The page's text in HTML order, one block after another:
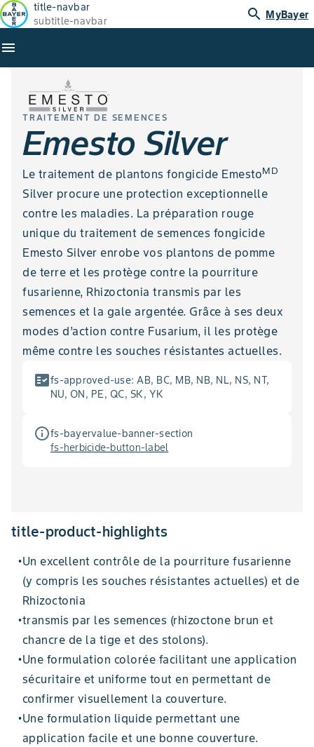
title-navbar
subtitle-navbar
search MyBayer
menu
TRAITEMENT DE SEMENCES
Emesto Silver
Le traitement de plantons fongicide EmestoMD
Silver procure une protection exceptionnelle
contre les maladies. La préparation rouge
unique du traitement de semences fongicide
Emesto Silver enrobe vos plantons de pomme
de terre et les protège contre la pourriture
fusarienne, Rhizoctonia transmis par les
semences et la gale argentée. Grâce à ses deux
modes d’action contre Fusarium, il les protège
même contre les souches résistantes actuelles.
fact_checkfs-approved-use:AB, BC, MB, NB, NL, NS, NT,
NU, ON, PE, QC, SK, YK
info_outlinefs-bayervalue-banner-section
fs-herbicide-button-label
title-product-highlights
•Un excellent contrôle de la pourriture fusarienne
(y compris les souches résistantes actuelles) et de
Rhizoctonia
•transmis par les semences (rhizoctone brun et
chancre de la tige et des stolons).
•Une formulation colorée facilitant une application
sécuritaire et uniforme tout en permettant de
confirmer visuellement la couverture.
•Une formulation liquide permettant une
application facile et une bonne couverture.